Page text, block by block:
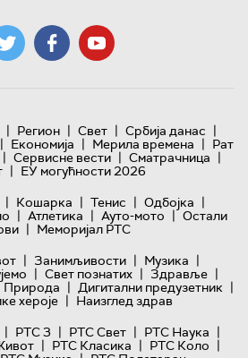
| Регион | Свет | Србија данас |
| Економија | Мерила времена | Рат
| Сервисне вести | Сматрачница |
| ЕУ могућности 2026
| Кошарка | Тенис | Одбојка |
| Атлетика | Ауто-мото | Остали
| Меморијал РТС
| Занимљивости | Музика |
| Свет познатих | Здравље |
Природа | Дигитални предузетник |
хероје | Наизглед здрав
| РТС 3 | РТС Свет | РТС Наука |
| РТС Класика | РТС Коло |